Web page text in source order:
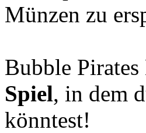
Münzen zu
Bubble
Spiel, in dem
könntest!